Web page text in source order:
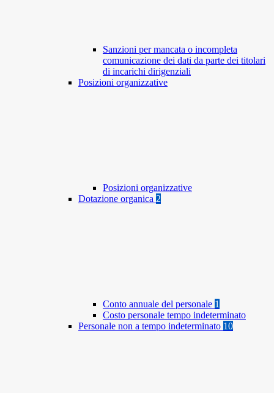
Sanzioni per mancata o incompleta
comunicazione dei dati da parte dei titolari
di incarichi dirigenziali
Posizioni organizzative
Posizioni organizzative
Dotazione organica 2
Conto annuale del personale 1
Costo personale tempo indeterminato
Personale non a tempo indeterminato 10